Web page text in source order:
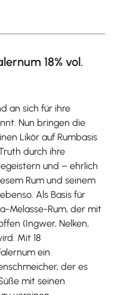
18% vol.
an sich für ihre
Nun bringen die
Likör auf Rumbasis
durch ihre
und – ehrlich
Rum und seinem
Als Basis für
Melasse-Rum, der mit
(Ingwer, Nelken,
Mit 18
ein
der es
mit seinen